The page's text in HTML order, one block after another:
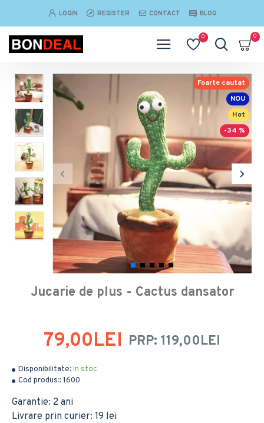
LOGIN REGISTER CONTACT BLOG
0 0
NOU
Hot
Foarte cautat
-34 %
Jucarie de plus - Cactus dansator
Disponibilitate:In stoc
Cod produs::1600
PRP: 119,00LEI
79,00LEI
Garantie: 2 ani
Livrare prin curier: 19 lei